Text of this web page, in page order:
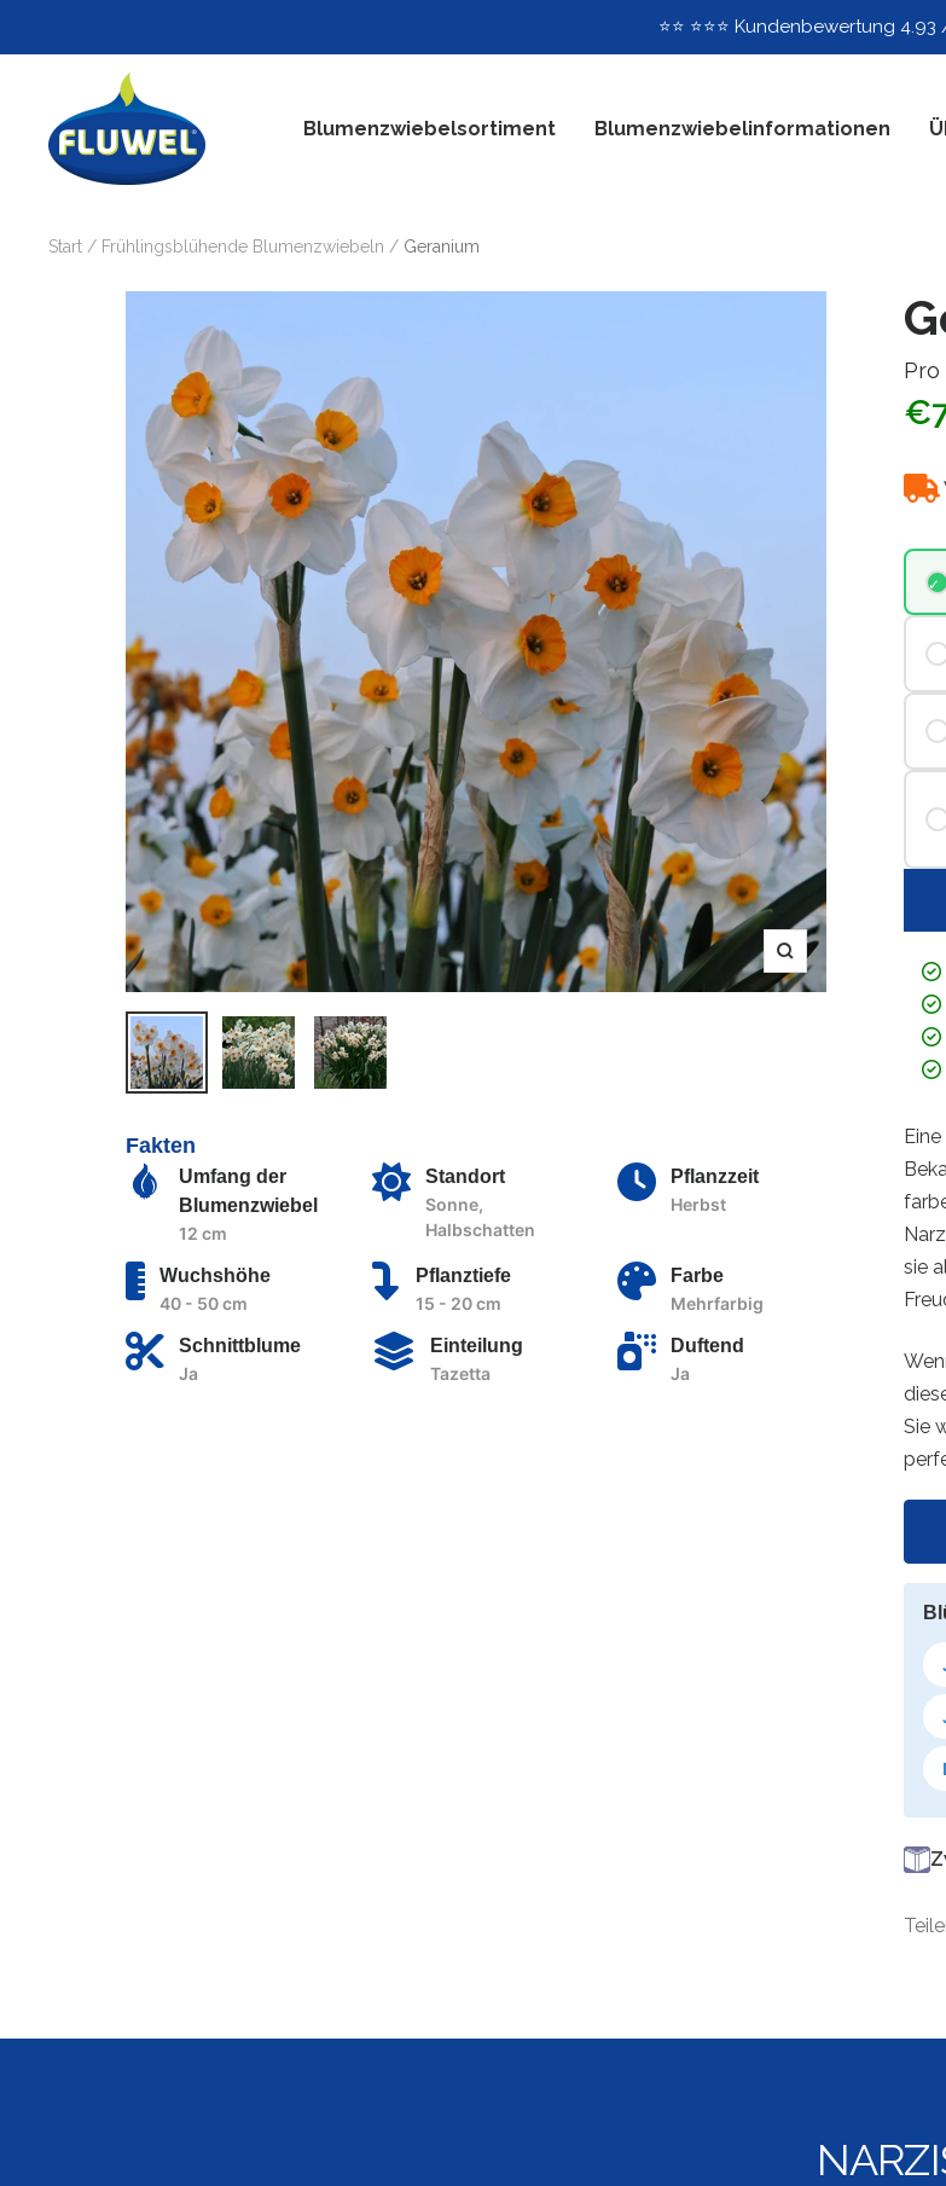
⭐️⭐️ ⭐️⭐️⭐️ Kundenbewertung 4.93
Blumenzwiebelsortiment Blumenzwiebelinformationen
Start Frühlingsblühende Blumenzwiebeln Geranium
Zoom
Fakten
Umfang der
Blumenzwiebel
12 cm
Standort
Sonne,
Halbschatten
Pflanzzeit
Herbst
Wuchshöhe
40 - 50 cm
Pflanztiefe
15 - 20 cm
Farbe
Mehrfarbig
Schnittblume
Ja
Einteilung
Tazetta
Duftend
Ja
Pro
sie
Sie